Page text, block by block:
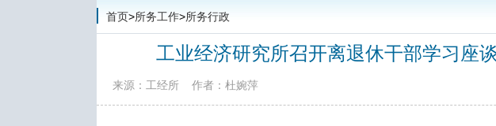
首页>所务工作>所务行政
工业经济研究所召开离退休干部学习座
来源：工经所 作者：杜婉萍